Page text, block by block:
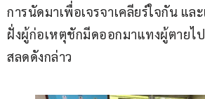
การนัดมาเพื่อเจรจาเคลียร์ใจกัน แล
ฝั่งผู้ก่อเหตุชักมีดออกมาแทงผู้ตายไป
สลดดังกล่าว